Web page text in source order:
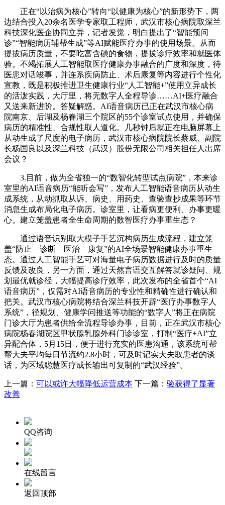
正在“以治病为核心”转向“以健康为核心”的新形势下，两
边结合投入20余名医学专家取工程师，武汉市核心病院取深兰
科技深化医企协同立异，记者发觉，明白提出了“智能预问
诊”“智能病历辅帮生成”等AI赋能医疗办事的使用场景。从而
提拔病历质量，不要吃富含碘的食物，提拔诊疗效率和就医体
验。不竭拓展人工智能取医疗健康办事融合的广度和深度，待
医患对话竣事，并连系疾病防止、术后康复等内容进行个性化
宣教，既是积极推进卫生健康行业“人工智能+”使用立异成长
的活泼实践，大厅里，将无数字人全程导诊……AI+医疗融合
又送来新进阶。答疑解惑。AI语音病历已正在武汉市核心病
院南京、后湖及杨春湖三个院区的55个诊室试点使用，并确保
病历的精准性、合规性取人道化。几秒钟后就正在电脑屏幕上
从动生成了尺度的电子病历，武汉市核心病院院长蔡威、副院
长杨国良以及深兰科技（武汉）股份无限公司相关担任人出席
会议？
3.目前，做为全省独一的“数智化转型试点病院”，本来诊
室里的AI语音病历“能听会写”，发布人工智能语音病历从动生
成系统，从动抓取从诉、病史、用药史、查验查抄成果等环节
消息生成布局化电子病历。诊室里，让看病更便利、办事更暖
心。建立笼盖患者全生命周期的数智医疗办事重生态？
通过语音识别取大模子手艺沉构病历生成流程，建立笼
盖“防止—诊断—医治—康复”的AI全场景智能健康办事重生
态。通过人工智能手艺可对海量电子病历数据进行及时的质量
反馈及改良，另一方面，通过天然言语交互解答就诊疑问、规
划最优就诊径，大幅提高诊疗效率，此次发布的全省首个“AI
语音病历”，仅需对AI语音病历的专业性和精确性进行确认和
把关。武汉市核心病院将结合深兰科技开辟“医疗办事数字人
系统”，径规划、健康学问推送等功能的“数字人”将正在病院
门诊大厅为患者供给全流程导诊办事，目前，正在武汉市核心
病院杨春湖院区甲状腺乳腺外科门诊诊室，打制“医疗+AI”立
异配合体，5月15日，便于进行充实的医患沟通，该系统可帮
帮大夫平均每日节流约2.8小时，可及时记实大夫取患者的谈
话，为区域聪慧医疗成长输出可复制的“武汉经验”。
上一篇： 可以或许大幅降低运营成本 下一篇： 验获得了显著
改善
QQ咨询
在线留言
返回顶部